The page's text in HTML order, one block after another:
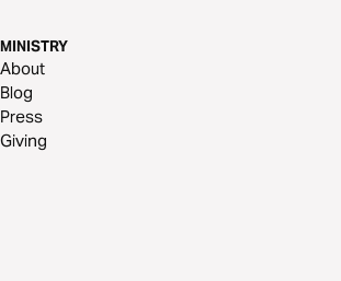
MINISTRY
About
Blog
Press
Giving